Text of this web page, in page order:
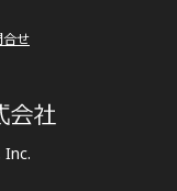
Inc.
合せ